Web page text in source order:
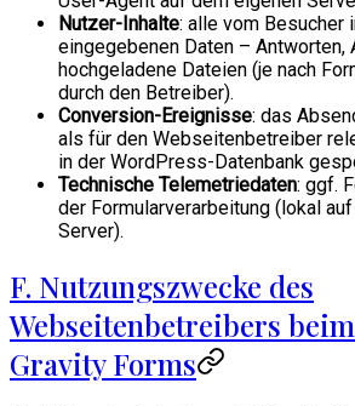
Nutzer-Inhalte: alle vom Besucher
eingegebenen Daten – Antworten,
hochgeladene Dateien (je nach
durch den Betreiber).
Conversion-Ereignisse: das
als für den Webseitenbetreiber
in der WordPress-Datenbank
Technische Telemetriedaten: ggf.
der Formularverarbeitung (lokal
Server).
F. Nutzungszwecke des
Webseitenbetreibers
Gravity Forms